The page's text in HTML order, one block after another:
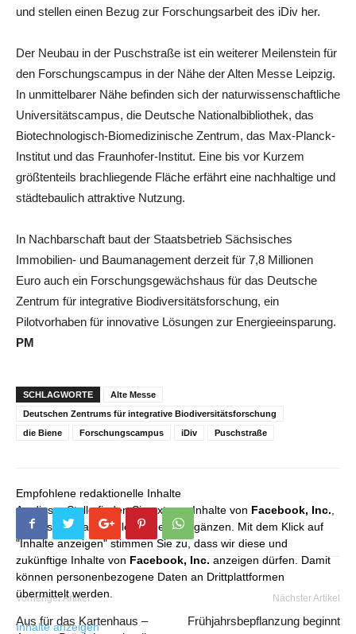
und stellen einen Bezug zur Forschungsarbeit des iDiv her.
Der Neubau in der Puschstraße ist ein weiterer Meilenstein für
den Forschungscampus in der Nähe der Alten Messe Leipzig.
In unmittelbarer Nähe befinden sich der naturwissenschaftliche
Universitätscampus, die Deutsche Nationalbibliothek, das
Biotechnologisch-Biomedizinische Zentrum, das Max-Planck-
Institut und das Fraunhofer-Institut. Eine bis vor Kurzem
größtenteils brachliegende Fläche erfährt eine nachhaltige und
städtebaulich attraktive Nutzung.
In Nachbarschaft baut der Staatsbetrieb Sächsisches
Immobilien- und Baumanagement derzeit für 7,8 Millionen
Euro auch ein Forschungsgewächshaus für das Deutsche
Zentrum für integrative Biodiversitätsforschung, ein
Pilotvorhaben für innovative Lösungen zur Energieeinsparung.
PM
SCHLAGWORTE
Alte Messe
Deutschen Zentrums für integrative Biodiversitätsforschung
die Biene
Forschungscampus iDiv Puschstraße
Empfohlene redaktionelle Inhalte
An dieser Stelle finden Sie externe Inhalte von Facebook, Inc.,
die unser redaktionelles Angebot ergänzen. Mit dem Klick auf
"Inhalte anzeigen" stimmen Sie zu, dass wir diese und
zukünftige Inhalte von Facebook, Inc. anzeigen dürfen. Damit
können personenbezogene Daten an Drittplattformen
übermittelt werden.
Inhalte anzeigen
Vorheriger Artikel
Aus für das Kartenhaus –
Nächster Artikel
Frühjahrsbepflanzung beginnt